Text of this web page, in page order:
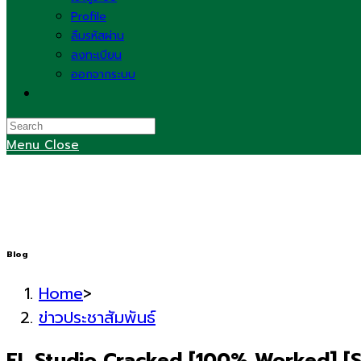
Profile
ลืมรหัสผ่าน
ลงทะเบียน
ออกจากระบบ
search
Menu Close
Blog
Home>
ข่าวประชาสัมพันธ์